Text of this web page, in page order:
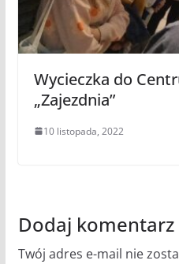
Wycieczka do
„Zajezdnia”
10 listopada, 2022
Dodaj komentarz
Twój adres e-mail nie